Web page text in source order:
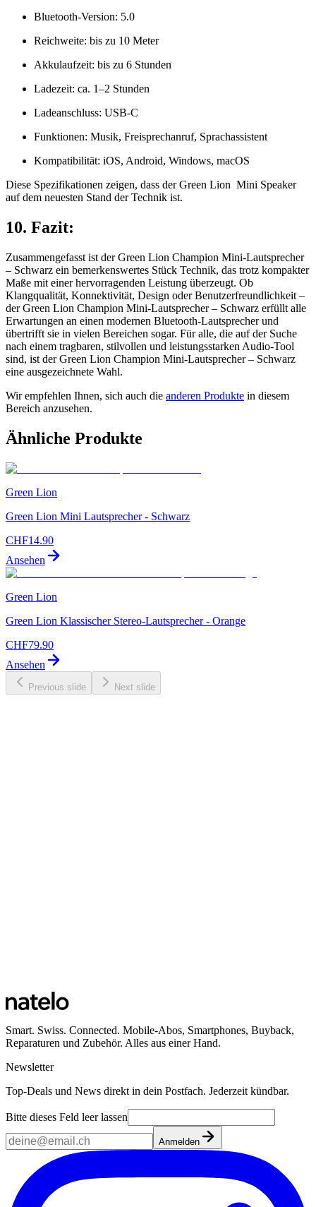
Bluetooth-Version: 5.0
Reichweite: bis zu 10 Meter
Akkulaufzeit: bis zu 6 Stunden
Ladezeit: ca. 1–2 Stunden
Ladeanschluss: USB-C
Funktionen: Musik, Freisprechanruf, Sprachassistent
Kompatibilität: iOS, Android, Windows, macOS
Diese Spezifikationen zeigen, dass der Green Lion Mini Speaker
auf dem neuesten Stand der Technik ist.
10. Fazit:
Zusammengefasst ist der Green Lion Champion Mini-Lautsprecher
– Schwarz ein bemerkenswertes Stück Technik, das trotz kompakter
Maße mit einer hervorragenden Leistung überzeugt. Ob
Klangqualität, Konnektivität, Design oder Benutzerfreundlichkeit –
der Green Lion Champion Mini-Lautsprecher – Schwarz erfüllt alle
Erwartungen an einen modernen Bluetooth-Lautsprecher und
übertrifft sie in vielen Bereichen sogar. Für alle, die auf der Suche
nach einem tragbaren, stilvollen und leistungsstarken Audio-Tool
sind, ist der Green Lion Champion Mini-Lautsprecher – Schwarz
eine ausgezeichnete Wahl.
Wir empfehlen Ihnen, sich auch die anderen Produkte in diesem
Bereich anzusehen.
Ähnliche Produkte
Green Lion
Green Lion Mini Lautsprecher - Schwarz
CHF14.90
Ansehen
Green Lion
Green Lion Klassischer Stereo-Lautsprecher - Orange
CHF79.90
Ansehen
Previous slide Next slide
Smart. Swiss. Connected. Mobile-Abos, Smartphones, Buyback,
Reparaturen und Zubehör. Alles aus einer Hand.
Newsletter
Top-Deals und News direkt in dein Postfach. Jederzeit kündbar.
Bitte dieses Feld leer lassen
Anmelden